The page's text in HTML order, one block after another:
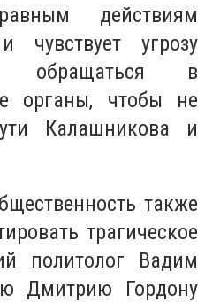
действиям
угрозу
обращаться в
органы, чтобы не
Калашникова и
также
трагическое
политолог Вадим
Дмитрию Гордону